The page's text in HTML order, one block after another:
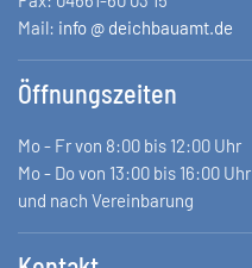
Mail: info @ deichbauamt.de
Öffnungszeiten
Mo - Fr von 8:00 bis 12:00 Uhr
Mo - Do von 13:00 bis 16:00 Uhr
und nach Vereinbarung